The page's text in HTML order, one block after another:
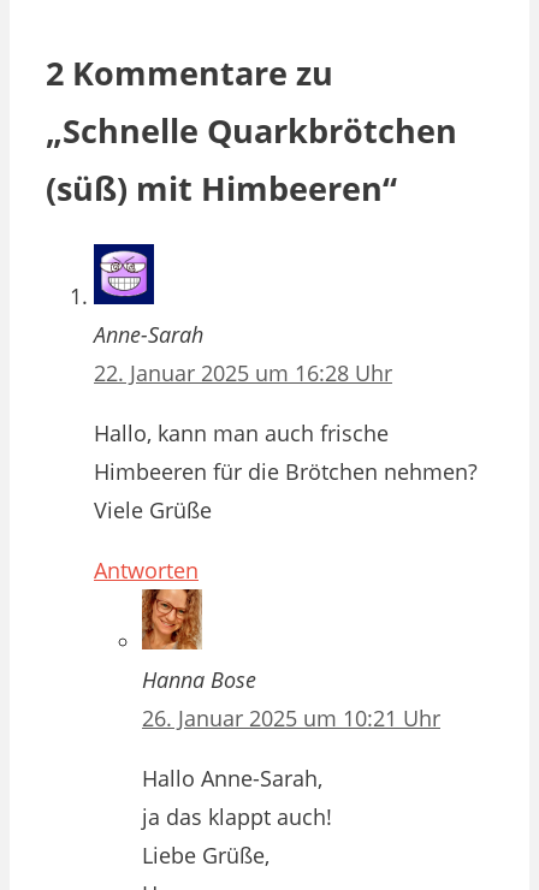
2 Kommentare zu
„Schnelle Quarkbrötchen
(süß) mit Himbeeren“
Anne-Sarah
22. Januar 2025 um 16:28 Uhr
Hallo, kann man auch frische
Himbeeren für die Brötchen nehmen?
Viele Grüße
Antworten
Hanna Bose
26. Januar 2025 um 10:21 Uhr
Hallo Anne-Sarah,
ja das klappt auch!
Liebe Grüße,